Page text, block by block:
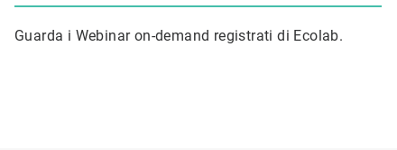
Guarda i Webinar on-demand registrati di Ecolab.